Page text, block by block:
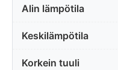
Alin lämpötila
Keskilämpötila
Korkein tuuli